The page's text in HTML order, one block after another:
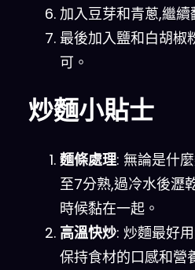
加入豆芽和青蔥,繼續
最後加入鹽和白胡椒
可。
炒麵小貼士
麵條處理: 無論是什
至7分熟,過冷水後瀝
時候黏在一起。
高溫快炒: 炒麵最好
保持食材的口感和營